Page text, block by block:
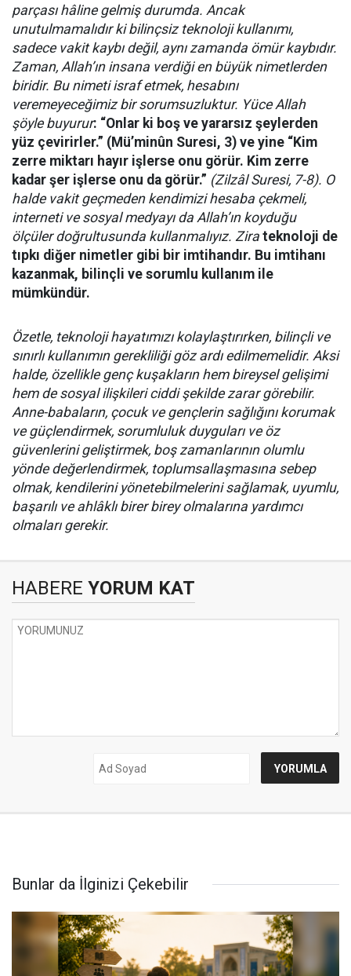
parçası hâline gelmiş durumda. Ancak
unutulmamalıdır ki bilinçsiz teknoloji kullanımı,
sadece vakit kaybı değil, aynı zamanda ömür kaybıdır.
Zaman, Allah’ın insana verdiği en büyük nimetlerden
biridir. Bu nimeti israf etmek, hesabını
veremeyeceğimiz bir sorumsuzluktur. Yüce Allah
şöyle buyurur: “Onlar ki boş ve yararsız şeylerden
yüz çevirirler.” (Mü’minûn Suresi, 3) ve yine “Kim
zerre miktarı hayır işlerse onu görür. Kim zerre
kadar şer işlerse onu da görür.” (Zilzâl Suresi, 7-8). O
halde vakit geçmeden kendimizi hesaba çekmeli,
interneti ve sosyal medyayı da Allah’ın koyduğu
ölçüler doğrultusunda kullanmalıyız. Zira teknoloji de
tıpkı diğer nimetler gibi bir imtihandır. Bu imtihanı
kazanmak, bilinçli ve sorumlu kullanım ile
mümkündür.
Özetle, teknoloji hayatımızı kolaylaştırırken, bilinçli ve
sınırlı kullanımın gerekliliği göz ardı edilmemelidir. Aksi
halde, özellikle genç kuşakların hem bireysel gelişimi
hem de sosyal ilişkileri ciddi şekilde zarar görebilir.
Anne-babaların, çocuk ve gençlerin sağlığını korumak
ve güçlendirmek, sorumluluk duyguları ve öz
güvenlerini geliştirmek, boş zamanlarının olumlu
yönde değerlendirmek, toplumsallaşmasına sebep
olmak, kendilerini yönetebilmelerini sağlamak, uyumlu,
başarılı ve ahlâklı birer birey olmalarına yardımcı
olmaları gerekir.
HABERE YORUM KAT
Bunlar da İlginizi Çekebilir